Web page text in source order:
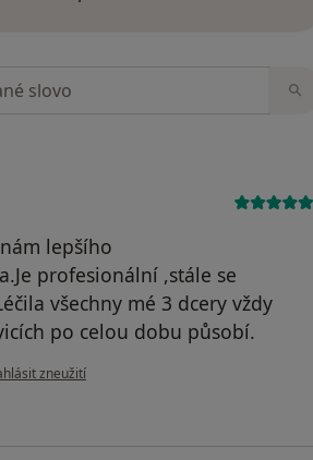
lepšího
profesionální ,stále se
všechny mé 3 dcery vždy
po celou dobu působí.
názoru uživatele Magda
zneužití